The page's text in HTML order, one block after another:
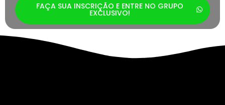
FAÇA SUA INSCRIÇÃO E ENTRE NO GRUPO
EXCLUSIVO!